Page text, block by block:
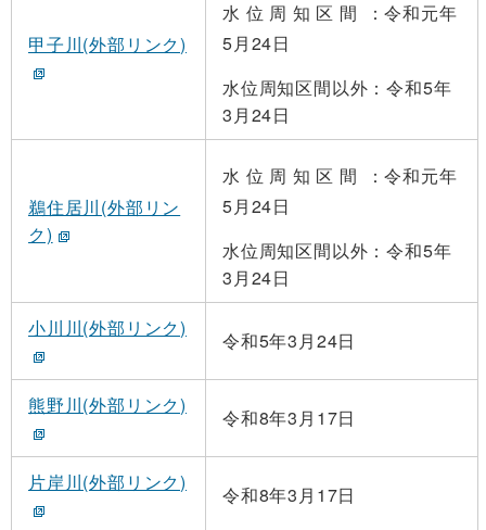
甲子川(外部リンク)
水 位 周 知 区 間
：令和元年
5月24日
水位周知区間以外：令和5年
3月24日
鵜住居川(外部リン
ク)
水 位 周 知 区 間
：令和元年
5月24日
水位周知区間以外：令和5年
3月24日
小川川(外部リンク)
令和5年3月24日
熊野川(外部リンク)
令和8年3月17日
片岸川(外部リンク)
令和8年3月17日